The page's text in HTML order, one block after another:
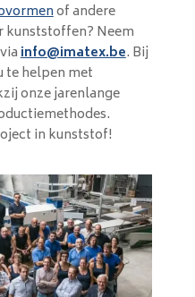
of andere
Neem
info@imatex.be. Bij
te helpen met
onze jarenlange
in kunststof!